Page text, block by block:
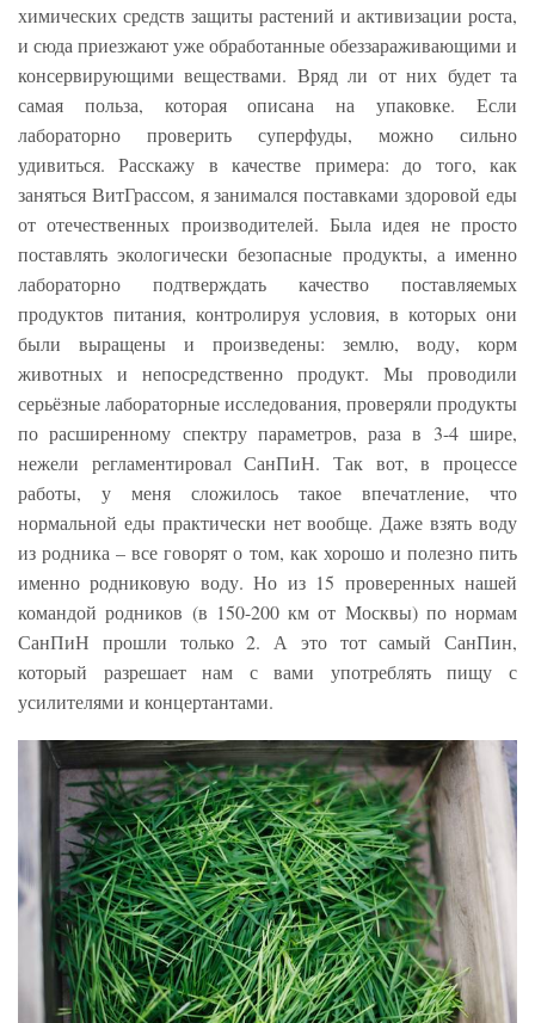
химических средств защиты растений и активизации роста,
и сюда приезжают уже обработанные обеззараживающими и
консервирующими веществами. Вряд ли от них будет та
самая польза, которая описана на упаковке. Если
лабораторно проверить суперфуды, можно сильно
удивиться. Расскажу в качестве примера: до того, как
заняться ВитГрассом, я занимался поставками здоровой еды
от отечественных производителей. Была идея не просто
поставлять экологически безопасные продукты, а именно
лабораторно подтверждать качество поставляемых
продуктов питания, контролируя условия, в которых они
были выращены и произведены: землю, воду, корм
животных и непосредственно продукт. Мы проводили
серьёзные лабораторные исследования, проверяли продукты
по расширенному спектру параметров, раза в 3-4 шире,
нежели регламентировал СанПиН. Так вот, в процессе
работы, у меня сложилось такое впечатление, что
нормальной еды практически нет вообще. Даже взять воду
из родника – все говорят о том, как хорошо и полезно пить
именно родниковую воду. Но из 15 проверенных нашей
командой родников (в 150-200 км от Москвы) по нормам
СанПиН прошли только 2. А это тот самый СанПин,
который разрешает нам с вами употреблять пищу с
усилителями и концертантами.